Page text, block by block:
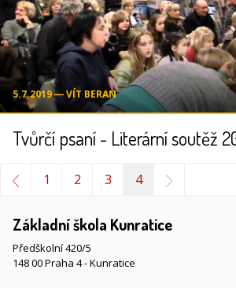
5.7.2019 ― VÍT BERAN
1 2 3 4
Základní škola Kunratice
Předškolní 420/5
148 00 Praha 4 - Kunratice